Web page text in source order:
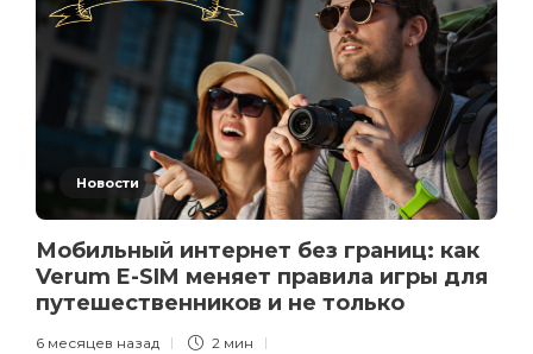
Новости
Мобильный интернет без границ: как
Verum E-SIM меняет правила игры для
путешественников и не только
6 месяцев назад 2 мин